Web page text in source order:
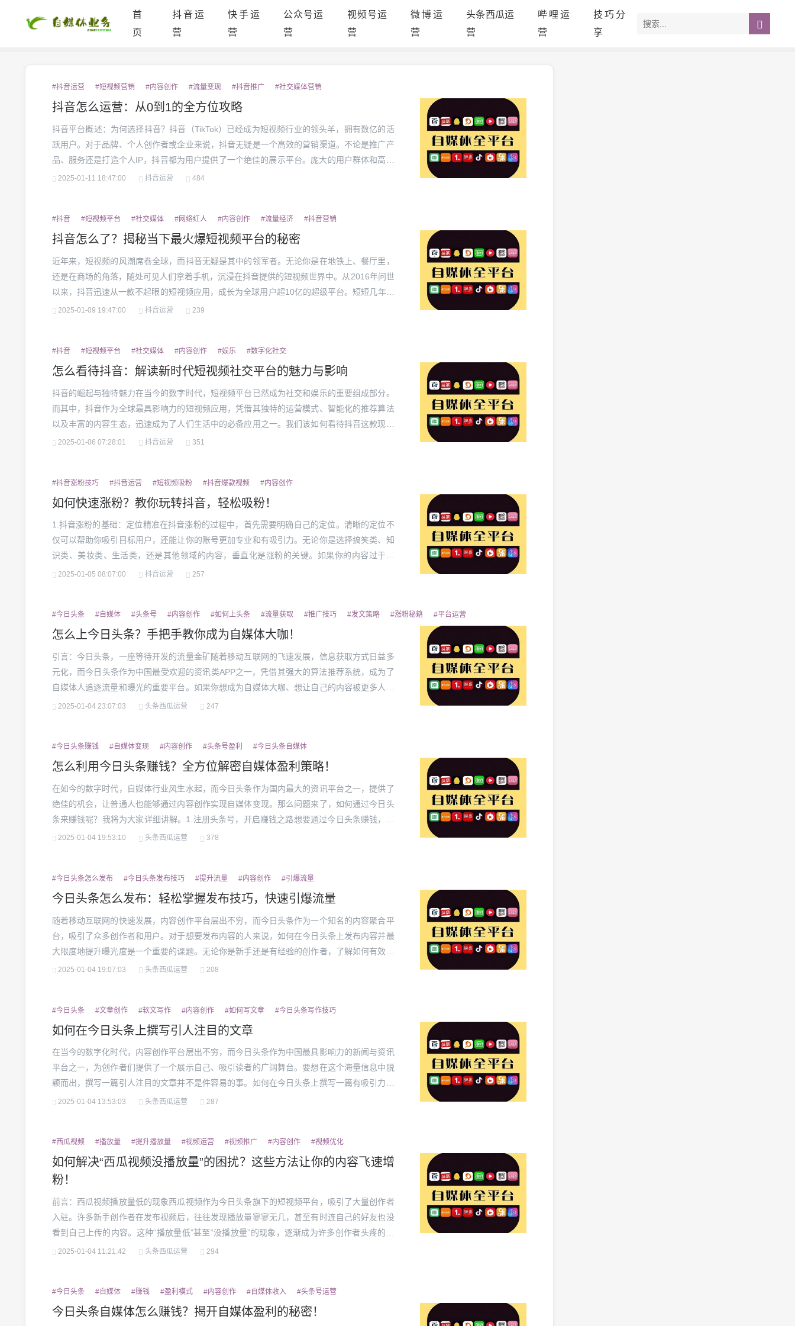
首
页
抖音运
营
快手运
营
公众号运
营
视频号运
营
微博运
营
头条西瓜运
营
哔哩运
营
技巧分
享
#抖音运营 #短视频营销 #内容创作 #流量变现 #抖音推广 #社交媒体营销
抖音怎么运营：从0到1的全方位攻略
抖音平台概述：为何选择抖音？抖音（TikTok）已经成为短视频行业的领头羊，拥有数亿的活
跃用户。对于品牌、个人创作者或企业来说，抖音无疑是一个高效的营销渠道。不论是推广产
品、服务还是打造个人IP，抖音都为用户提供了一个绝佳的展示平台。庞大的用户群体和高活
跃度截至2023年，抖音的用户量已经突破10亿，其中大部分用户年龄集中在18-35岁之间，这
2025-01-11 18:47:00 抖音运营 484
#抖音 #短视频平台 #社交媒体 #网络红人 #内容创作 #流量经济 #抖音营销
抖音怎么了？揭秘当下最火爆短视频平台的秘密
近年来，短视频的风潮席卷全球，而抖音无疑是其中的领军者。无论你是在地铁上、餐厅里，
还是在商场的角落，随处可见人们拿着手机，沉浸在抖音提供的短视频世界中。从2016年问世
以来，抖音迅速从一款不起眼的短视频应用，成长为全球用户超10亿的超级平台。短短几年的
时间，抖音究竟是怎么做到的呢？“抖音怎么了？”这不仅是一个疑问，更是一个时代的现象级
2025-01-09 19:47:00 抖音运营 239
#抖音 #短视频平台 #社交媒体 #内容创作 #娱乐 #数字化社交
怎么看待抖音：解读新时代短视频社交平台的魅力与影响
抖音的崛起与独特魅力在当今的数字时代，短视频平台已然成为社交和娱乐的重要组成部分。
而其中，抖音作为全球最具影响力的短视频应用，凭借其独特的运营模式、智能化的推荐算法
以及丰富的内容生态，迅速成为了人们生活中的必备应用之一。我们该如何看待抖音这款现象
级产品？它到底具备了哪些独特的魅力，吸引着无数用户驻足其中？1.碎片化时间的完美填充
2025-01-06 07:28:01 抖音运营 351
#抖音涨粉技巧 #抖音运营 #短视频吸粉 #抖音爆款视频 #内容创作
如何快速涨粉？教你玩转抖音，轻松吸粉！
1.抖音涨粉的基础：定位精准在抖音涨粉的过程中，首先需要明确自己的定位。清晰的定位不
仅可以帮助你吸引目标用户，还能让你的账号更加专业和有吸引力。无论你是选择搞笑类、知
识类、美妆类、生活类，还是其他领域的内容，垂直化是涨粉的关键。如果你的内容过于杂
乱，观众很难对你产生稳定的兴趣，这会影响他们的关注欲望。如何做好精准定位？结合兴趣
2025-01-05 08:07:00 抖音运营 257
#今日头条 #自媒体 #头条号 #内容创作 #如何上头条 #流量获取 #推广技巧 #发文策略 #涨粉秘籍 #平台运营
怎么上今日头条？手把手教你成为自媒体大咖！
引言：今日头条，一座等待开发的流量金矿随着移动互联网的飞速发展，信息获取方式日益多
元化，而今日头条作为中国最受欢迎的资讯类APP之一，凭借其强大的算法推荐系统，成为了
自媒体人追逐流量和曝光的重要平台。如果你想成为自媒体大咖、想让自己的内容被更多人看
到，今日头条无疑是个好选择。究竟怎么才能上今日头条呢？让我们从注册到内容发布，一步
2025-01-04 23:07:03 头条西瓜运营 247
#今日头条赚钱 #自媒体变现 #内容创作 #头条号盈利 #今日头条自媒体
怎么利用今日头条赚钱？全方位解密自媒体盈利策略！
在如今的数字时代，自媒体行业风生水起，而今日头条作为国内最大的资讯平台之一，提供了
绝佳的机会，让普通人也能够通过内容创作实现自媒体变现。那么问题来了，如何通过今日头
条来赚钱呢？我将为大家详细讲解。1.注册头条号，开启赚钱之路想要通过今日头条赚钱，第
一步自然是注册一个头条号。今日头条提供了一个平台，让用户通过发布原创文章、视频、图
2025-01-04 19:53:10 头条西瓜运营 378
#今日头条怎么发布 #今日头条发布技巧 #提升流量 #内容创作 #引爆流量
今日头条怎么发布：轻松掌握发布技巧，快速引爆流量
随着移动互联网的快速发展，内容创作平台层出不穷，而今日头条作为一个知名的内容聚合平
台，吸引了众多创作者和用户。对于想要发布内容的人来说，如何在今日头条上发布内容并最
大限度地提升曝光度是一个重要的课题。无论你是新手还是有经验的创作者，了解如何有效地
发布内容，并借助平台的功能快速引爆流量，都是值得掌握的技能。本文将为你提供详细的操
2025-01-04 19:07:03 头条西瓜运营 208
#今日头条 #文章创作 #软文写作 #内容创作 #如何写文章 #今日头条写作技巧
如何在今日头条上撰写引人注目的文章
在当今的数字化时代，内容创作平台层出不穷，而今日头条作为中国最具影响力的新闻与资讯
平台之一，为创作者们提供了一个展示自己、吸引读者的广阔舞台。要想在这个海量信息中脱
颖而出，撰写一篇引人注目的文章并不是件容易的事。如何在今日头条上撰写一篇有吸引力且
能够增加阅读量的文章呢？本文将为你详细介绍一些实用技巧，帮助你提高文章的质量和影响
2025-01-04 13:53:03 头条西瓜运营 287
#西瓜视频 #播放量 #提升播放量 #视频运营 #视频推广 #内容创作 #视频优化
如何解决“西瓜视频没播放量”的困扰？这些方法让你的内容飞速增
粉！
前言：西瓜视频播放量低的现象西瓜视频作为今日头条旗下的短视频平台，吸引了大量创作者
入驻。许多新手创作者在发布视频后，往往发现播放量寥寥无几，甚至有时连自己的好友也没
看到自己上传的内容。这种“播放量低”甚至“没播放量”的现象，逐渐成为许多创作者头疼的问
题。究竟是什么原因导致播放量低呢？如何才能有效提升视频的曝光率？本文将为你揭开谜
2025-01-04 11:21:42 头条西瓜运营 294
#今日头条 #自媒体 #赚钱 #盈利模式 #内容创作 #自媒体收入 #头条号运营
今日头条自媒体怎么赚钱？揭开自媒体盈利的秘密！